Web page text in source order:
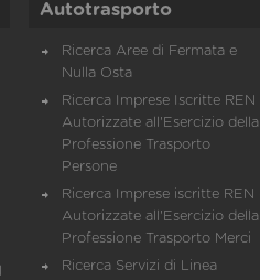
Autotrasporto
Ricerca Aree di Fermata e
Nulla Osta
Ricerca Imprese Iscritte REN
Autorizzate all'Esercizio della
Professione Trasporto
Persone
Ricerca Imprese iscritte REN
Autorizzate all'Esercizio della
Professione Trasporto Merci
Ricerca Servizi di Linea